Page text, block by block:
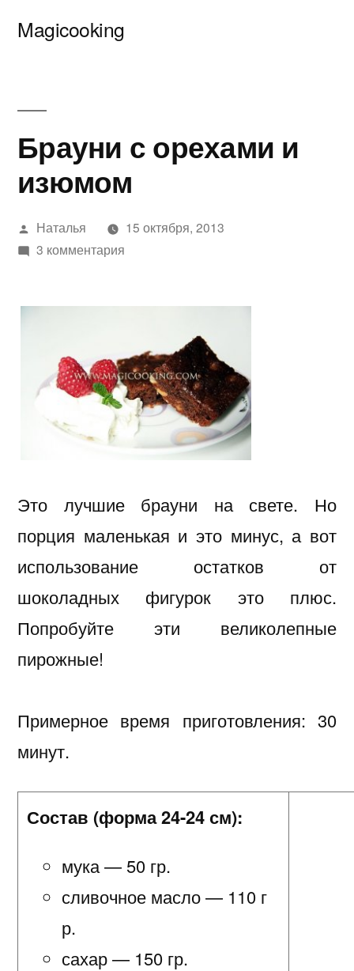
Magicooking
Брауни с орехами и
изюмом
Написано
автором
Наталья
15 октября, 2013
3 комментарияк
и
изюмом
Это лучшие брауни на свете. Но
порция маленькая и это минус, а вот
использование остатков от
шоколадных фигурок это плюс.
Попробуйте эти великолепные
пирожные!
Примерное время приготовления: 30
минут.
Состав (форма 24-24 см):
мука — 50 гр.
сливочное масло — 110 г
р.
сахар — 150 гр.